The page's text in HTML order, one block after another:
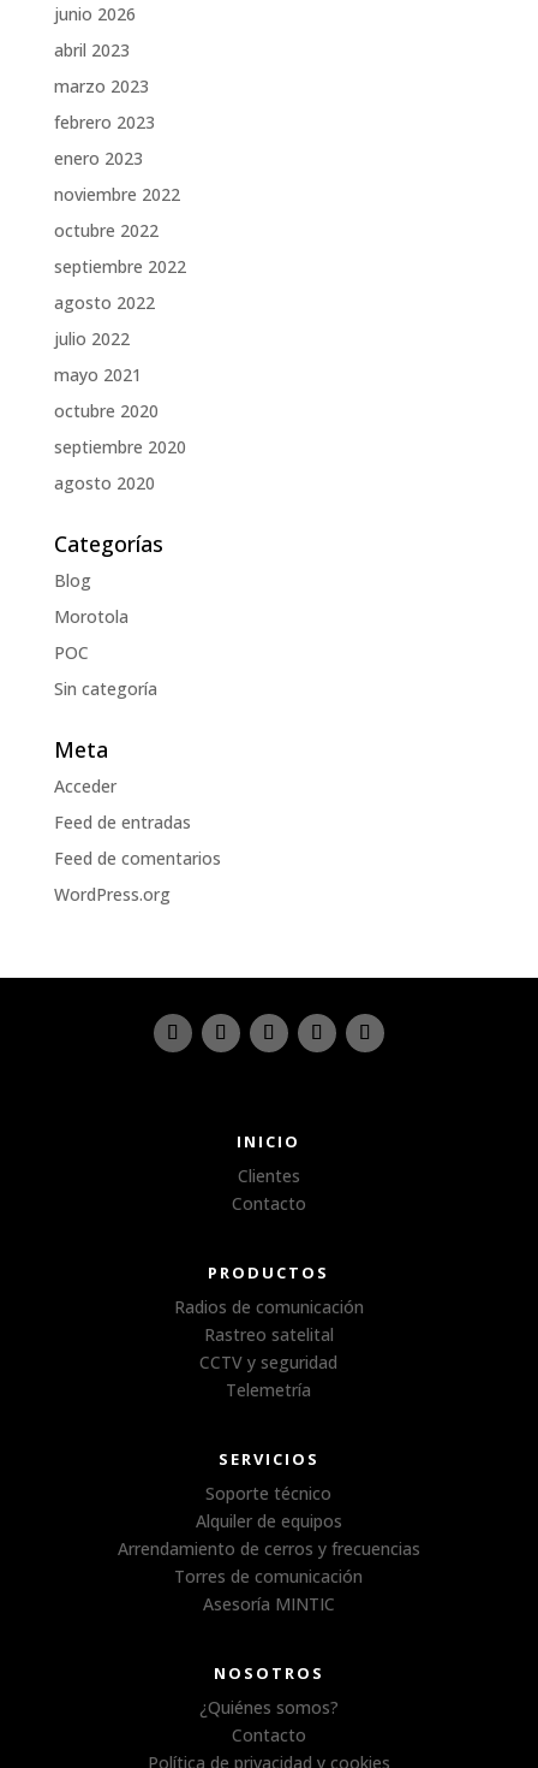
junio 2026
abril 2023
marzo 2023
febrero 2023
enero 2023
noviembre 2022
octubre 2022
septiembre 2022
agosto 2022
julio 2022
mayo 2021
octubre 2020
septiembre 2020
agosto 2020
Categorías
Blog
Morotola
POC
Sin categoría
Meta
Acceder
Feed de entradas
Feed de comentarios
WordPress.org
INICIO
Clientes
Contacto
PRODUCTOS
Radios de comunicación
Rastreo satelital
CCTV y seguridad
Telemetría
SERVICIOS
Soporte técnico
Alquiler de equipos
Arrendamiento de cerros y frecuencias
Torres de comunicación
Asesoría MINTIC
NOSOTROS
¿Quiénes somos?
Contacto
Política de privacidad y cookies